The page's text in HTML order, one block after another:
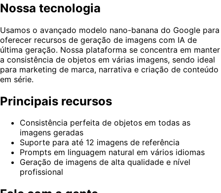
Nossa tecnologia
Usamos o avançado modelo nano-banana do Google para
oferecer recursos de geração de imagens com IA de
última geração. Nossa plataforma se concentra em manter
a consistência de objetos em várias imagens, sendo ideal
para marketing de marca, narrativa e criação de conteúdo
em série.
Principais recursos
Consistência perfeita de objetos em todas as
imagens geradas
Suporte para até 12 imagens de referência
Prompts em linguagem natural em vários idiomas
Geração de imagens de alta qualidade e nível
profissional